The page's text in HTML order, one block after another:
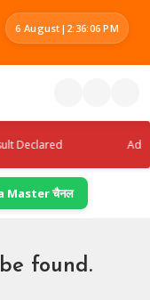
6 August | 2:36:06 PM
Declared
Master चैनल
found.